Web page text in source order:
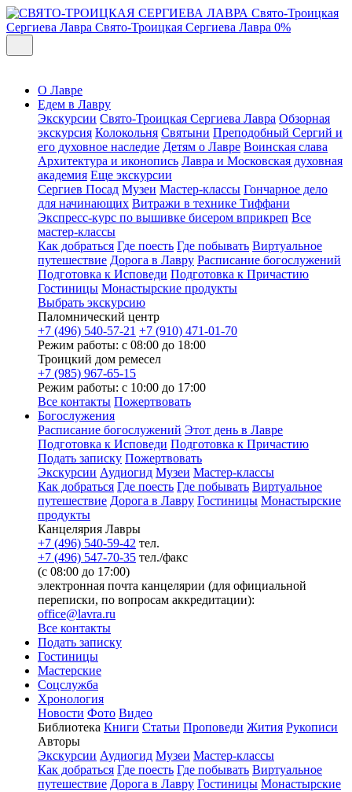
Свято-Троицкая
Сергиева Лавра Свято-Троицкая Сергиева Лавра 0%
О Лавре
Едем в Лавру
Экскурсии Свято-Троицкая Сергиева Лавра Обзорная
экскурсия Колокольня Святыни Преподобный Сергий и
его духовное наследие Детям о Лавре Воинская слава
Архитектура и иконопись Лавра и Московская духовная
академия Еще экскурсии
Сергиев Посад Музеи Мастер-классы Гончарное дело
для начинающих Витражи в технике Тиффани
Экспресс-курс по вышивке бисером вприкреп Все
мастер-классы
Как добраться Где поесть Где побывать Виртуальное
путешествие Дорога в Лавру Расписание богослужений
Подготовка к Исповеди Подготовка к Причастию
Гостиницы Монастырские продукты
Выбрать экскурсию
Паломнический центр
+7 (496) 540-57-21 +7 (910) 471-01-70
Режим работы: с 08:00 до 18:00
Троицкий дом ремесел
+7 (985) 967-65-15
Режим работы: с 10:00 до 17:00
Все контакты Пожертвовать
Богослужения
Расписание богослужений Этот день в Лавре
Подготовка к Исповеди Подготовка к Причастию
Подать записку Пожертвовать
Экскурсии Аудиогид Музеи Мастер-классы
Как добраться Где поесть Где побывать Виртуальное
путешествие Дорога в Лавру Гостиницы Монастырские
продукты
Канцелярия Лавры
+7 (496) 540-59-42 тел.
+7 (496) 547-70-35 тел./факс
(с 08:00 до 17:00)
электронная почта канцелярии (для официальной
переписки, по вопросам аккредитации):
office@lavra.ru
Все контакты
Подать записку
Гостиницы
Мастерские
Соцслужба
Хронология
Новости Фото Видео
Библиотека Книги Статьи Проповеди Жития Рукописи
Авторы
Экскурсии Аудиогид Музеи Мастер-классы
Как добраться Где поесть Где побывать Виртуальное
путешествие Дорога в Лавру Гостиницы Монастырские